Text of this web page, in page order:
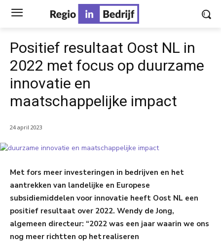
Positief resultaat Oost NL in
2022 met focus op duurzame
innovatie en
maatschappelijke impact
24 april 2023
Met fors meer investeringen in bedrijven en het
aantrekken van landelijke en Europese
subsidiemiddelen voor innovatie heeft Oost NL een
positief resultaat over 2022. Wendy de Jong,
algemeen directeur: “2022 was een jaar waarin we ons
nog meer richtten op het realiseren